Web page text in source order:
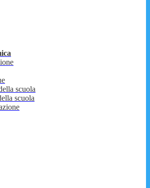
scuola
scuola